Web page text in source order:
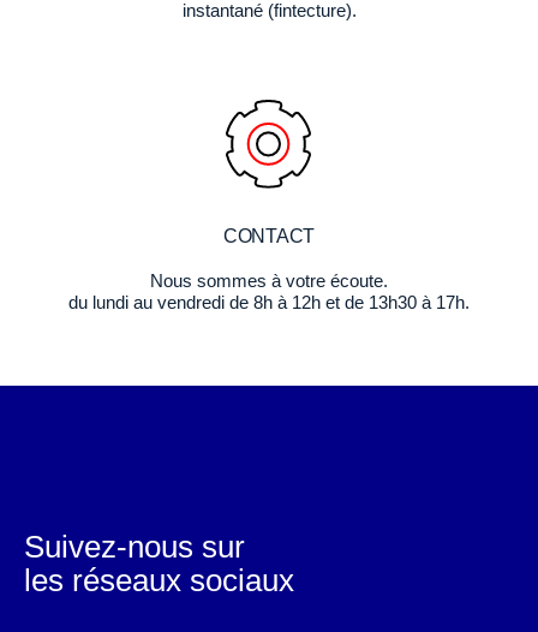
instantané (fintecture).
CONTACT
Nous sommes à votre écoute.
du lundi au vendredi de 8h à 12h et de 13h30 à 17h.
Suivez-nous sur
les réseaux sociaux